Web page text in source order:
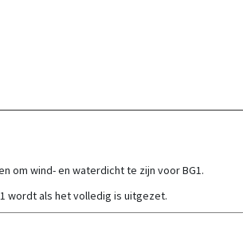
om wind- en waterdicht te zijn voor BG1.
wordt als het volledig is uitgezet.